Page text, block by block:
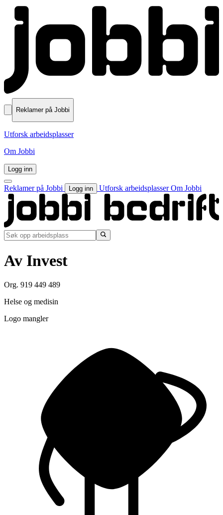
Reklamer på Jobbi
Utforsk arbeidsplasser
Om Jobbi
Logg inn
Reklamer på Jobbi Logg inn Utforsk arbeidsplasserOm Jobbi
Av Invest
Org. 919 449 489
Helse og medisin
Logo mangler